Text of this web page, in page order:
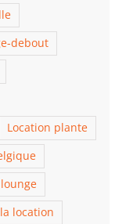
debout
Location plante
lounge
location